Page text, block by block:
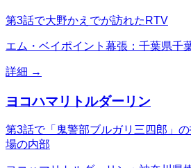
第3話で大野かえでが訪れたRTV
エム・ベイポイント幕張：千葉県千
詳細 →
ヨコハマリトルダーリン
第3話で「鬼警部ブルガリ三四郎」
場の内部